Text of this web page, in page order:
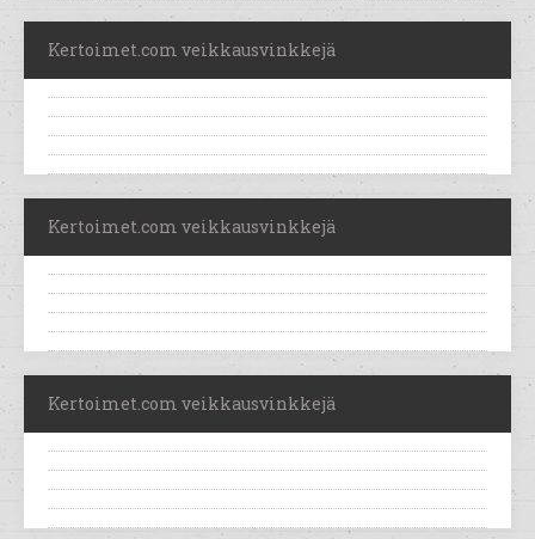
Kertoimet.com veikkausvinkkejä
Kertoimet.com veikkausvinkkejä
Kertoimet.com veikkausvinkkejä